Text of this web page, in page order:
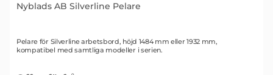
Nyblads AB Silverline Pelare
Art. nr 1562
Pelare för Silverline arbetsbord, höjd 1484 mm eller 1932 mm,
kompatibel med samtliga modeller i serien.